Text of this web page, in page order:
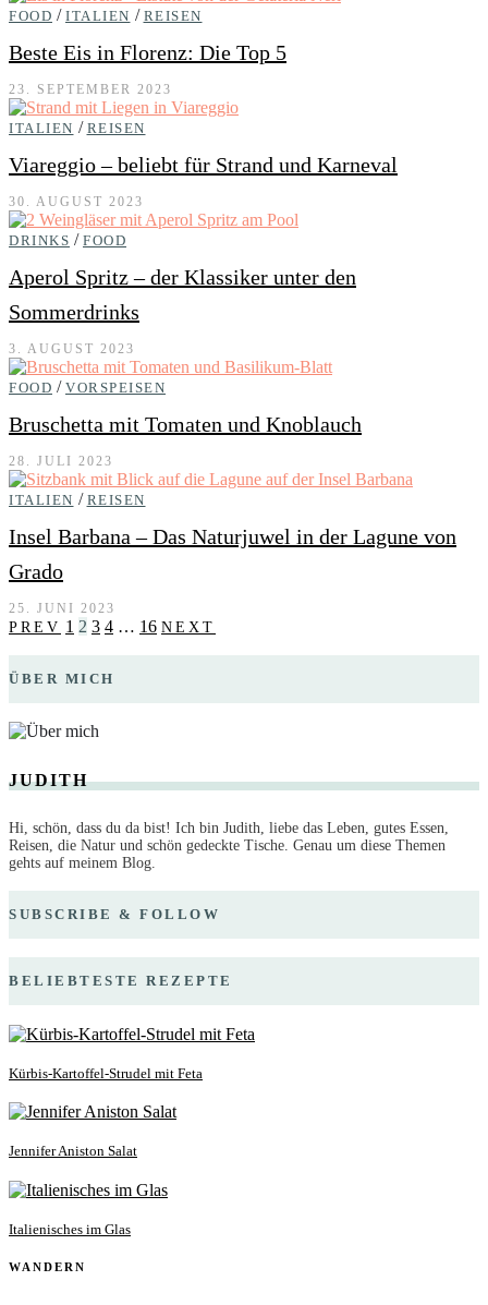
FOOD / ITALIEN / REISEN
Beste Eis in Florenz: Die Top 5
23. SEPTEMBER 2023
ITALIEN / REISEN
Viareggio – beliebt für Strand und Karneval
30. AUGUST 2023
DRINKS / FOOD
Aperol Spritz – der Klassiker unter den
Sommerdrinks
3. AUGUST 2023
FOOD / VORSPEISEN
Bruschetta mit Tomaten und Knoblauch
28. JULI 2023
ITALIEN / REISEN
Insel Barbana – Das Naturjuwel in der Lagune von
Grado
25. JUNI 2023
PREV 1 2 3 4 … 16 NEXT
ÜBER MICH
JUDITH
Hi, schön, dass du da bist! Ich bin Judith, liebe das Leben, gutes Essen,
Reisen, die Natur und schön gedeckte Tische. Genau um diese Themen
gehts auf meinem Blog.
SUBSCRIBE & FOLLOW
BELIEBTESTE REZEPTE
Kürbis-Kartoffel-Strudel mit Feta
Jennifer Aniston Salat
Italienisches im Glas
WANDERN